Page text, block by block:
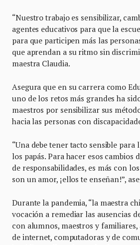
“Nuestro trabajo es sensibilizar,
agentes educativos para que la
para que participen más las
que aprendan a su ritmo sin
maestra Claudia.
Asegura que en su carrera como
uno de los retos más grandes ha
maestros por sensibilizar sus
hacia las personas con
“Una debe tener tacto sensible para
los papás. Para hacer esos cambios
de responsabilidades, es más con
son un amor, ¡ellos te enseñan!”,
Durante la pandemia, “la maestra
vocación a remediar las ausencias
con alumnos, maestros y familiares,
de internet, computadoras y de